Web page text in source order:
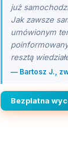
już
Jak zawsze
umówionym
resztą
— Bartosz J.,
Bezplatna